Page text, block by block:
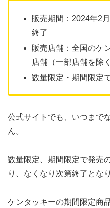
販売期間：2024年2
終了
販売店舗：全国のケ
店舗（一部店舗を除く
数量限定・期間限定
公式サイトでも、いつまで
ん。
数量限定、期間限定で発売
り、なくなり次第終了とな
ケンタッキーの期間限定商